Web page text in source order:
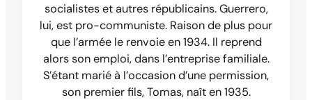
socialistes et autres républicains. Guerrero,
lui, est pro-communiste. Raison de plus pour
que l’armée le renvoie en 1934. Il reprend
alors son emploi, dans l’entreprise familiale.
S’étant marié à l’occasion d’une permission,
son premier fils, Tomas, naît en 1935.